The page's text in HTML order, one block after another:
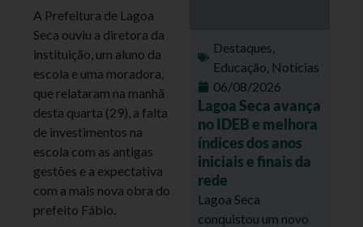
A Prefeitura de Lagoa
Seca ouviu a diretora da
instituição, um aluno da
escola e uma moradora,
que relataram na manhã
desta quarta (29), a falta
de investimentos na
escola com as antigas
gestões e a expectativa
com a mais nova obra do
prefeito Fábio.
Destaques,
Educação, Notícias
06/08/2026
Lagoa Seca avança
no IDEB e melhora
índices dos anos
iniciais e finais da
rede
Lagoa Seca
conquistou um novo